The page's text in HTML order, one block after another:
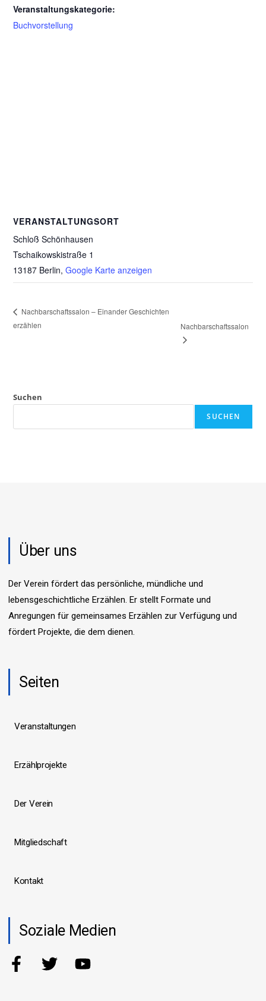
Veranstaltungskategorie:
Buchvorstellung
VERANSTALTUNGSORT
Schloß Schönhausen
Tschaikowskistraße 1
13187 Berlin, Google Karte anzeigen
Nachbarschaftssalon – Einander Geschichten
erzählen
Nachbarschaftssalon
Suchen
SUCHEN
Über uns
Der Verein fördert das persönliche, mündliche und
lebensgeschichtliche Erzählen. Er stellt Formate und
Anregungen für gemeinsames Erzählen zur Verfügung und
fördert Projekte, die dem dienen.
Seiten
Veranstaltungen
Erzählprojekte
Der Verein
Mitgliedschaft
Kontakt
Soziale Medien